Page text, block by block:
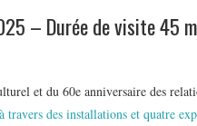
– Durée de visite 45
et du 60e anniversaire des
travers des installations et quatre